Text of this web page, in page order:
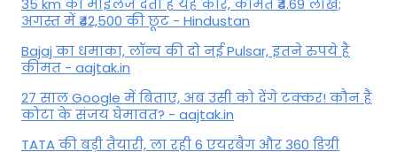
35 km का माइलेज देती है यह कार, कीमत ₹4.69 लाख;
अगस्त में ₹42,500 की छूट - Hindustan
Bajaj का धमाका, लॉन्च की दो नई Pulsar, इतने रुपये है
कीमत - aajtak.in
27 साल Google में बिताए, अब उसी को देंगे टक्कर! कौन हैं
कोटा के संजय घेमावत? - aajtak.in
TATA की बड़ी तैयारी, ला रही 6 एयरबैग और 360 डिग्री